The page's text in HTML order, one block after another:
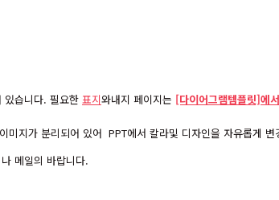
있습니다. 필요한 표지와내지 페이지는 [다이어그램템플릿]에
미지가 분리되어 있어 PPT에서 칼라및 디자인을 자유롭게
메일의 바랍니다.